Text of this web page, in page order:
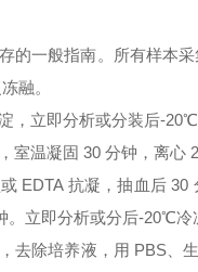
的一般指南。所有样本
融。
，立即分析或分装后-20℃
室温凝固 30 分钟，离心
EDTA 抗凝，抽血后
。立即分析或分后-20℃冷
去除培养液，用 PBS、